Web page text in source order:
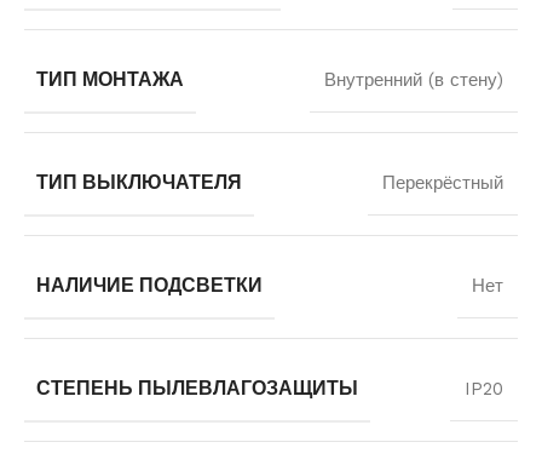
ТИП МОНТАЖА Внутренний (в стену)
ТИП ВЫКЛЮЧАТЕЛЯ Перекрёстный
НАЛИЧИЕ ПОДСВЕТКИ Нет
СТЕПЕНЬ ПЫЛЕВЛАГОЗАЩИТЫ IP20